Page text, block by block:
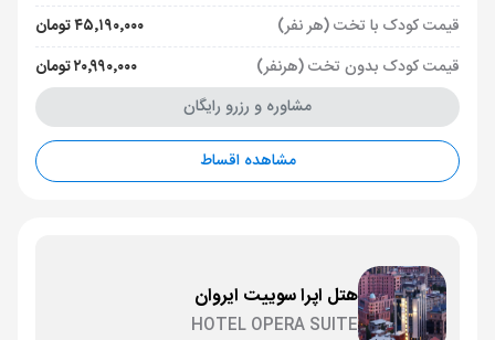
قیمت کودک با تخت (هر نفر)
۴۵٬۱۹۰٬۰۰۰ تومان
قیمت کودک بدون تخت (هرنفر)
۲۰٬۹۹۰٬۰۰۰ تومان
مشاوره و رزرو رایگان
مشاهده اقساط
هتل اپرا سوییت ایروان
HOTEL OPERA SUITE